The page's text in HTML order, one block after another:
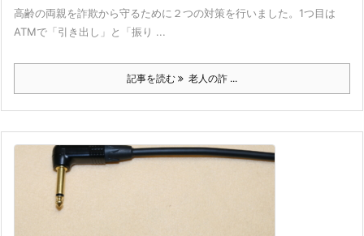
高齢の両親を詐欺から守るために２つの対策を行いました。1つ目は
ATMで「引き出し」と「振り ...
記事を読む 老人の詐 ...